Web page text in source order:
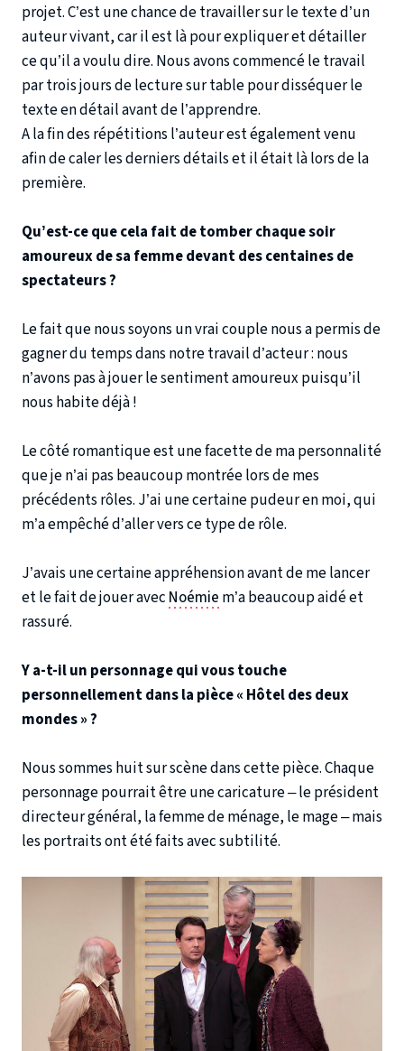
projet. C’est une chance de travailler sur le texte d’un
auteur vivant, car il est là pour expliquer et détailler
ce qu’il a voulu dire. Nous avons commencé le travail
par trois jours de lecture sur table pour disséquer le
texte en détail avant de l’apprendre.
A la fin des répétitions l’auteur est également venu
afin de caler les derniers détails et il était là lors de la
première.
Qu’est-ce que cela fait de tomber chaque soir
amoureux de sa femme devant des centaines de
spectateurs ?
Le fait que nous soyons un vrai couple nous a permis de
gagner du temps dans notre travail d’acteur : nous
n’avons pas à jouer le sentiment amoureux puisqu’il
nous habite déjà !
Le côté romantique est une facette de ma personnalité
que je n’ai pas beaucoup montrée lors de mes
précédents rôles. J’ai une certaine pudeur en moi, qui
m’a empêché d’aller vers ce type de rôle.
J’avais une certaine appréhension avant de me lancer
et le fait de jouer avec Noémie m’a beaucoup aidé et
rassuré.
Y a-t-il un personnage qui vous touche
personnellement dans la pièce « Hôtel des deux
mondes » ?
Nous sommes huit sur scène dans cette pièce. Chaque
personnage pourrait être une caricature – le président
directeur général, la femme de ménage, le mage – mais
les portraits ont été faits avec subtilité.